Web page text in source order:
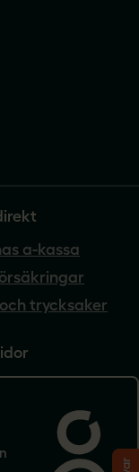
a-kassa
trycksaker